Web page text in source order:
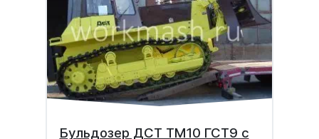
Бульдозер ДСТ ТМ10 ГСТ9 с